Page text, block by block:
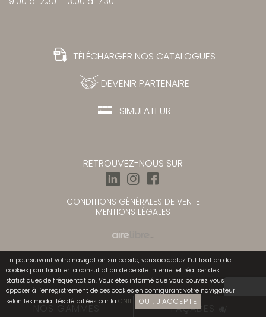
NOS GAMMES FAÇADES
TÉLÉCHARGER NOS CATALOGUES
DEVENIR PARTENAIRE
SIMULATEUR
RETROUVEZ-NOUS SUR
CONDITIONS GÉNÉRALES DE VENTE
MENTIONS LÉGALES
En poursuivant votre navigation sur ce site, vous acceptez l’utilisation de
cookies pour faciliter la consultation de ce site internet et réaliser des
statistiques de fréquentation. Vous êtes informé que vous pouvez vous
opposer à l’enregistrement de ces cookies en configurant votre navigateur
selon les modalités détaillées par la CNIL. OUI, J'ACCEPTE